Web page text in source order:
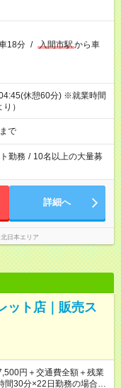
18分 / 入間市駅から車
休憩60分) ※就業時間
）
で
勤務 / 10名以上の大量募
詳細へ
日本エリア
ット店｜販売ス
円＋交通費全額＋残業
30分×22日勤務の場合。